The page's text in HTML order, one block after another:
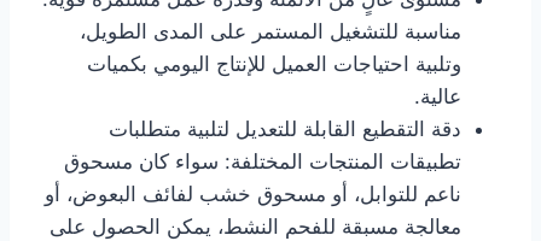
مناسبة للتشغيل المستمر على المدى الطويل،
وتلبية احتياجات العميل للإنتاج اليومي بكميات
عالية.
دقة التقطيع القابلة للتعديل لتلبية متطلبات
تطبيقات المنتجات المختلفة: سواء كان مسحوق
ناعم للتوابل، أو مسحوق خشب لفائف البعوض، أو
معالجة مسبقة للفحم النشط، يمكن الحصول على